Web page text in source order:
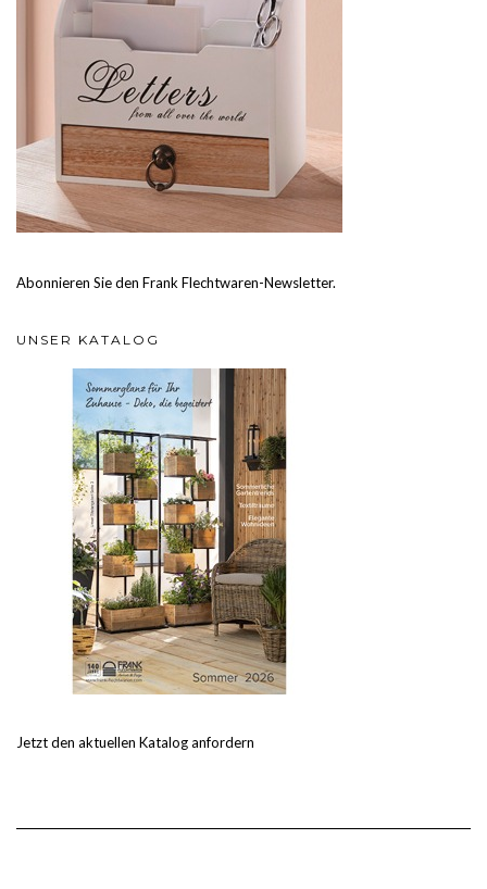
Abonnieren Sie den Frank Flechtwaren-Newsletter.
UNSER KATALOG
Jetzt den aktuellen Katalog anfordern